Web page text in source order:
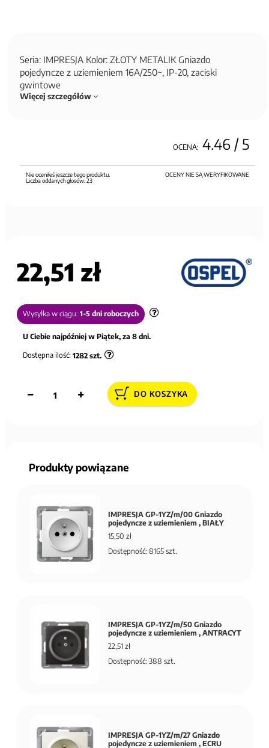
Seria: IMPRESJA Kolor: ZŁOTY METALIK Gniazdo
pojedyncze z uziemieniem 16A/250~, IP-20, zaciski
gwintowe
Więcej szczegółów
OCENA: 4.46 / 5
OCENY NIE SĄ WERYFIKOWANE
Nie oceniłeś jeszcze tego produktu.
Liczba oddanych głosów:23
22,51 zł
Wysyłka w ciągu: 1-5 dni roboczych
U Ciebie najpóźniej w Piątek, za 8 dni.
Dostępna ilość: 1282 szt.
DO KOSZYKA
Produkty powiązane
IMPRESJA GP-1YZ/m/00 Gniazdo
pojedyncze z uziemieniem , BIAŁY
15,50 zł
Dostępność: 8165 szt.
IMPRESJA GP-1YZ/m/50 Gniazdo
pojedyncze z uziemieniem , ANTRACYT
22,51 zł
Dostępność: 388 szt.
IMPRESJA GP-1YZ/m/27 Gniazdo
pojedyncze z uziemieniem , ECRU